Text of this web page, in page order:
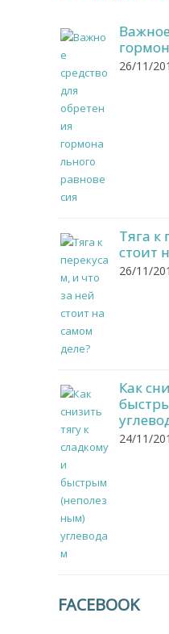
26/11/
Тяга к
стоит
26/11/
Как
24/11/
FACEBOOK